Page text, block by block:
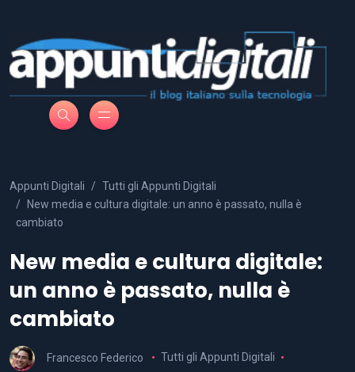
Appunti Digitali
Tutti gli Appunti Digitali
New media e cultura digitale: un anno è passato, nulla è
cambiato
New media e cultura digitale:
un anno è passato, nulla è
cambiato
Francesco Federico
Tutti gli Appunti Digitali